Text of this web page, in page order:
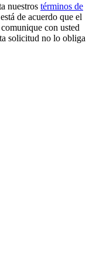
nuestros términos de
de acuerdo que el
con usted
solicitud no lo obliga